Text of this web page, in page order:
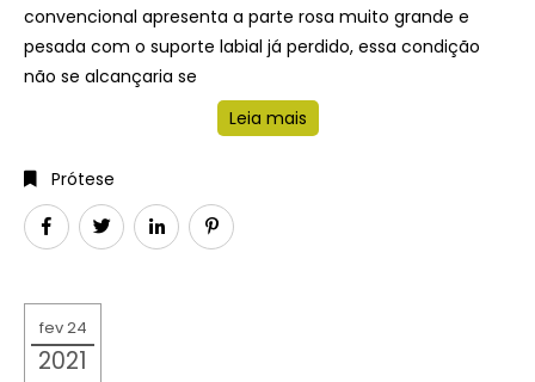
convencional apresenta a parte rosa muito grande e
pesada com o suporte labial já perdido, essa condição
não se alcançaria se
Leia mais
Prótese
fev 24
2021